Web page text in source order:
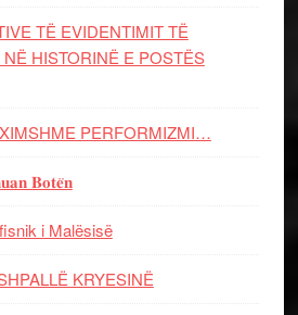
TË EVIDENTIMIT TË
HISTORINË E POSTËS
PERFORMIZMI…
𝐁𝐨𝐭𝐞̈𝐧
i Malësisë
KRYESINË